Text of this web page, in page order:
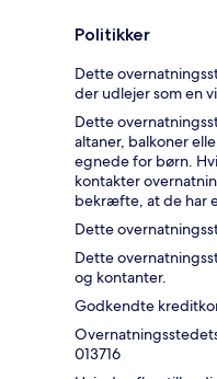
Politikker
Dette
der udlejer som en
Dette
altaner, balkoner
egnede for børn.
kontakter
bekræfte, at de har
Dette
Dette
og kontanter.
Godkendte
013716